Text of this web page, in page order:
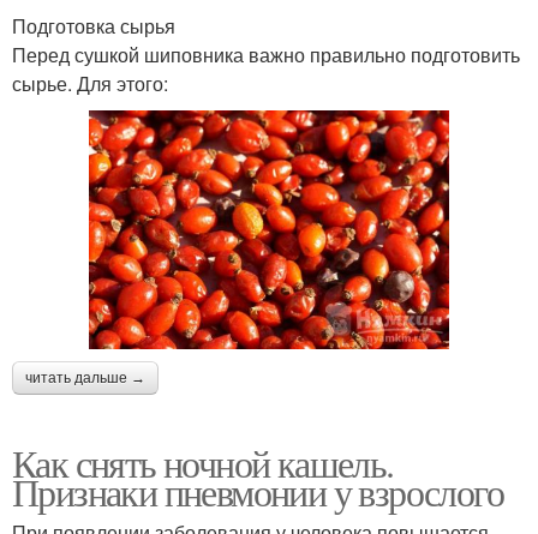
Подготовка сырья
Перед сушкой шиповника важно правильно подготовить
сырье. Для этого:
читать дальше →
Как снять ночной кашель.
Признаки пневмонии у взрослого